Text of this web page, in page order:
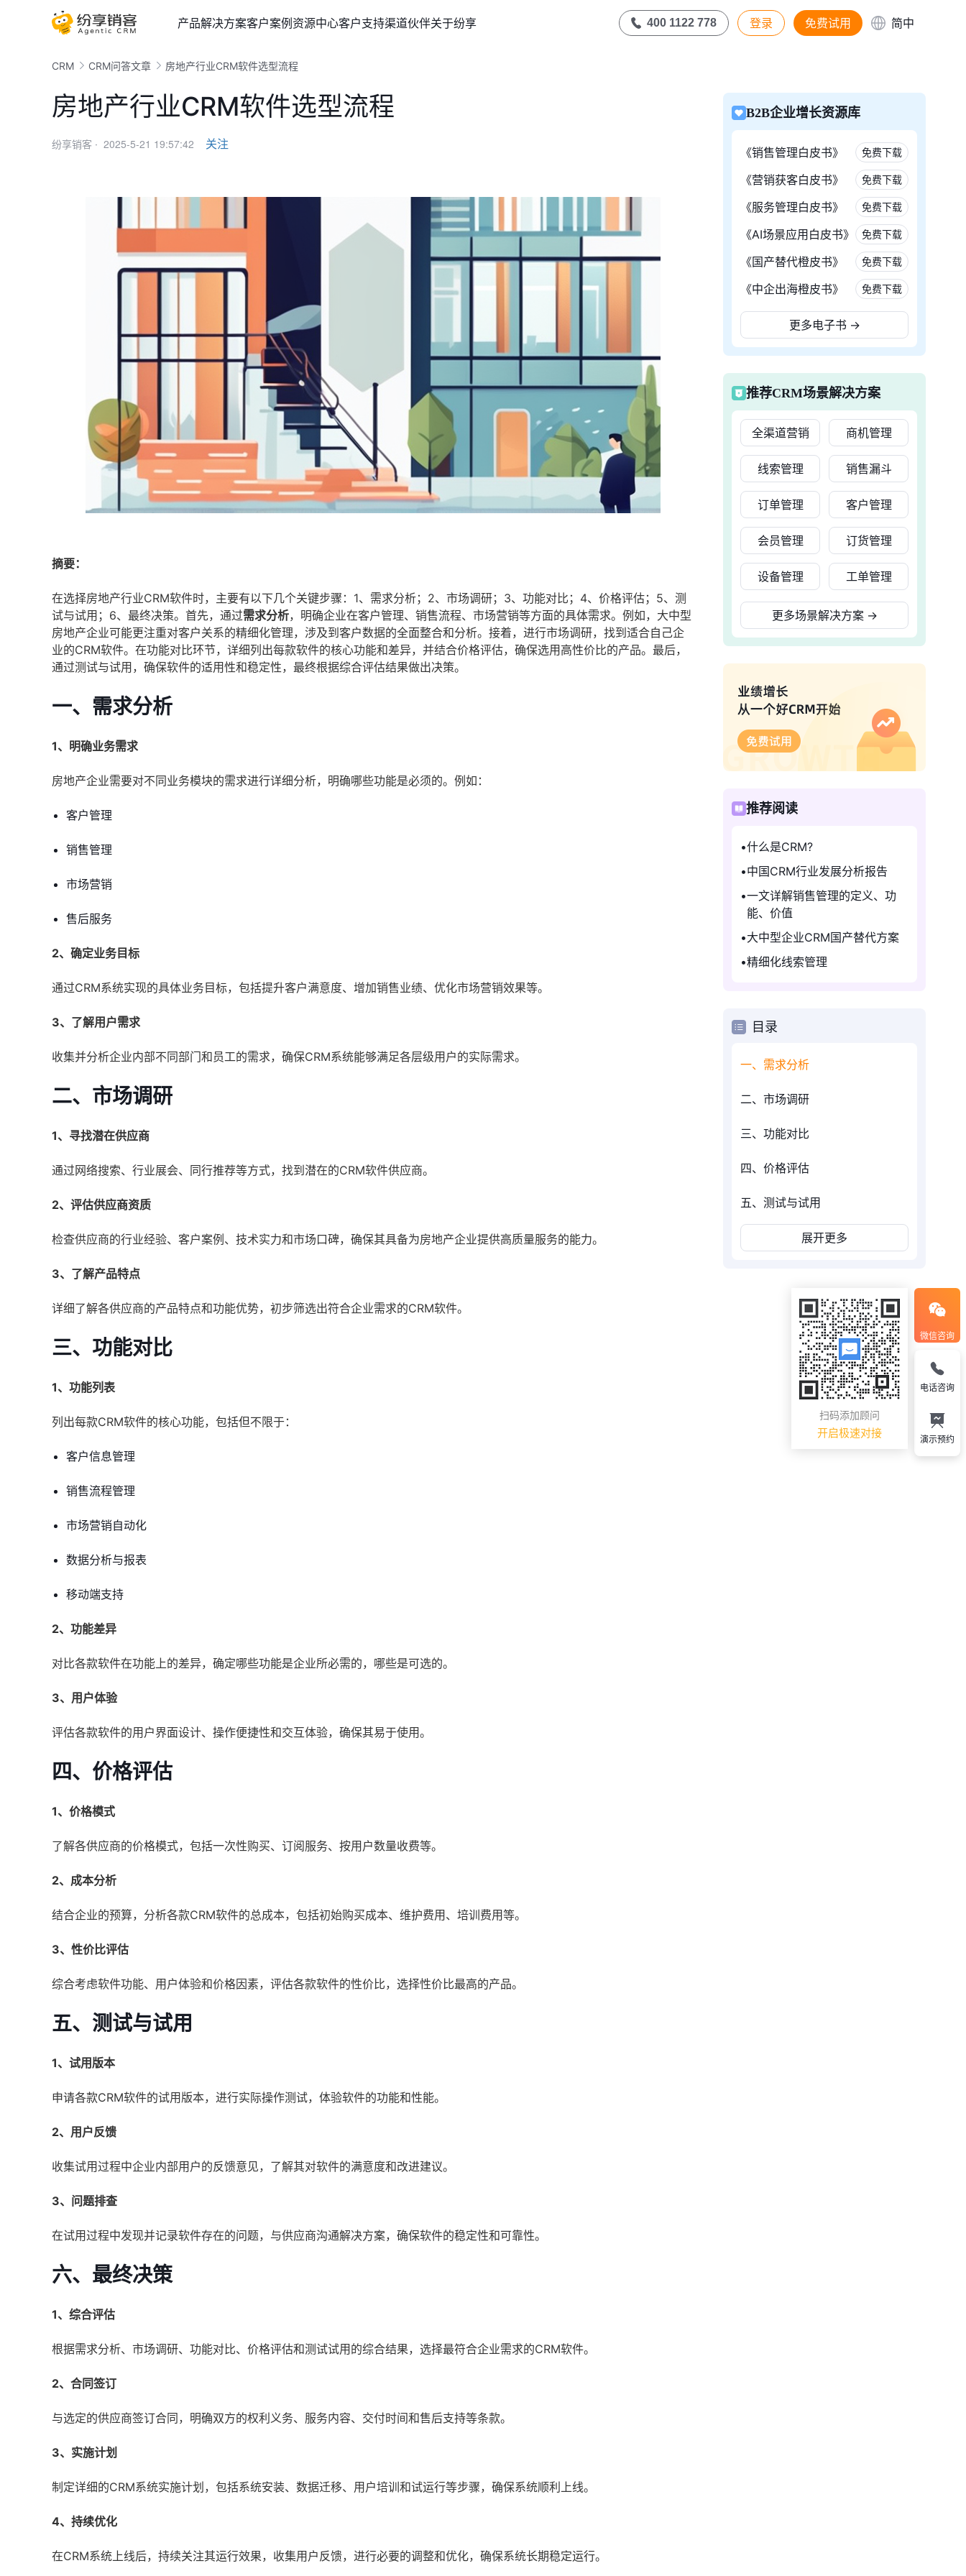
产品解决方案客户案例资源中心客户支持渠道伙伴关于纷享 400 1122 778 登录 免费试用 简中
CRM CRM问答文章 房地产行业CRM软件选型流程
房地产行业CRM软件选型流程
纷享销客 · 2025-5-21 19:57:42 关注
摘要：
在选择房地产行业CRM软件时，主要有以下几个关键步骤：1、需求分析；2、市场调研；3、功能对比；4、价格评估；5、测
试与试用；6、最终决策。首先，通过需求分析，明确企业在客户管理、销售流程、市场营销等方面的具体需求。例如，大中型
房地产企业可能更注重对客户关系的精细化管理，涉及到客户数据的全面整合和分析。接着，进行市场调研，找到适合自己企
业的CRM软件。在功能对比环节，详细列出每款软件的核心功能和差异，并结合价格评估，确保选用高性价比的产品。最后，
通过测试与试用，确保软件的适用性和稳定性，最终根据综合评估结果做出决策。
一、需求分析
1、明确业务需求
房地产企业需要对不同业务模块的需求进行详细分析，明确哪些功能是必须的。例如：
客户管理
销售管理
市场营销
售后服务
2、确定业务目标
通过CRM系统实现的具体业务目标，包括提升客户满意度、增加销售业绩、优化市场营销效果等。
3、了解用户需求
收集并分析企业内部不同部门和员工的需求，确保CRM系统能够满足各层级用户的实际需求。
二、市场调研
1、寻找潜在供应商
通过网络搜索、行业展会、同行推荐等方式，找到潜在的CRM软件供应商。
2、评估供应商资质
检查供应商的行业经验、客户案例、技术实力和市场口碑，确保其具备为房地产企业提供高质量服务的能力。
3、了解产品特点
详细了解各供应商的产品特点和功能优势，初步筛选出符合企业需求的CRM软件。
三、功能对比
1、功能列表
列出每款CRM软件的核心功能，包括但不限于：
客户信息管理
销售流程管理
市场营销自动化
数据分析与报表
移动端支持
2、功能差异
对比各款软件在功能上的差异，确定哪些功能是企业所必需的，哪些是可选的。
3、用户体验
评估各款软件的用户界面设计、操作便捷性和交互体验，确保其易于使用。
四、价格评估
1、价格模式
了解各供应商的价格模式，包括一次性购买、订阅服务、按用户数量收费等。
2、成本分析
结合企业的预算，分析各款CRM软件的总成本，包括初始购买成本、维护费用、培训费用等。
3、性价比评估
综合考虑软件功能、用户体验和价格因素，评估各款软件的性价比，选择性价比最高的产品。
五、测试与试用
1、试用版本
申请各款CRM软件的试用版本，进行实际操作测试，体验软件的功能和性能。
2、用户反馈
收集试用过程中企业内部用户的反馈意见，了解其对软件的满意度和改进建议。
3、问题排查
在试用过程中发现并记录软件存在的问题，与供应商沟通解决方案，确保软件的稳定性和可靠性。
六、最终决策
1、综合评估
根据需求分析、市场调研、功能对比、价格评估和测试试用的综合结果，选择最符合企业需求的CRM软件。
2、合同签订
与选定的供应商签订合同，明确双方的权利义务、服务内容、交付时间和售后支持等条款。
3、实施计划
制定详细的CRM系统实施计划，包括系统安装、数据迁移、用户培训和试运行等步骤，确保系统顺利上线。
4、持续优化
在CRM系统上线后，持续关注其运行效果，收集用户反馈，进行必要的调整和优化，确保系统长期稳定运行。
B2B企业增长资源库
《销售管理白皮书》 免费下载
《营销获客白皮书》 免费下载
《服务管理白皮书》 免费下载
《AI场景应用白皮书》 免费下载
《国产替代橙皮书》 免费下载
《中企出海橙皮书》 免费下载
更多电子书 →
推荐CRM场景解决方案
全渠道营销 商机管理
线索管理 销售漏斗
订单管理 客户管理
会员管理 订货管理
设备管理 工单管理
更多场景解决方案 →
推荐阅读
什么是CRM?
中国CRM行业发展分析报告
一文详解销售管理的定义、功
能、价值
大中型企业CRM国产替代方案
精细化线索管理
目录
一、需求分析
二、市场调研
三、功能对比
四、价格评估
五、测试与试用
展开更多
微信咨询
扫码添加顾问
开启极速对接
电话咨询
演示预约